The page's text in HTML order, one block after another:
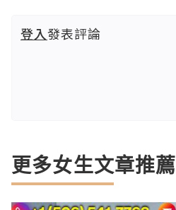
登入發表評論
更多女生文章推薦